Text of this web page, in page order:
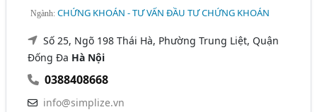
Ngành:CHỨNG KHOÁN - TƯ VẤN ĐẦU TƯ CHỨNG KHOÁN
Số 25, Ngõ 198 Thái Hà, Phường Trung Liệt, Quận
Đống Đa Hà Nội
0388408668
info@simplize.vn